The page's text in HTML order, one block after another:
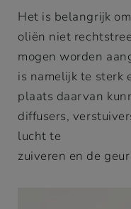
Het is belangrijk
oliën niet
mogen worden
is namelijk te sterk
plaats daarvan
diffusers,
lucht te
zuiveren en de